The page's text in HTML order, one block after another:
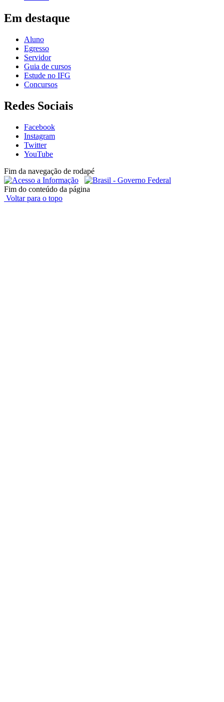
Em destaque
Aluno
Egresso
Servidor
Guia de cursos
Estude no IFG
Concursos
Redes Sociais
Facebook
Instagram
Twitter
YouTube
Fim da navegação de rodapé
Fim do conteúdo da página
Voltar para o topo